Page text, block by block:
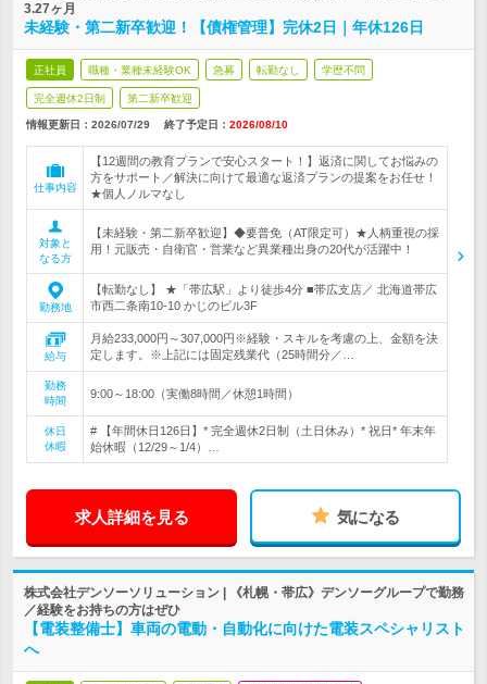
3.27ヶ月
未経験・第二新卒歓迎！【債権管理】完休2日｜年休126日
正社員 職種・業種未経験OK 急募 転勤なし 学歴不問
完全週休2日制 第二新卒歓迎
情報更新日：2026/07/29 終了予定日： 2026/08/10
仕事内容
【12週間の教育プランで安心スタート！】返済に関してお悩みの
方をサポート／解決に向けて最適な返済プランの提案をお任せ！
★個人ノルマなし
対象と
なる方
【未経験・第二新卒歓迎】◆要普免（AT限定可）★人柄重視の採
用！元販売・自衛官・営業など異業種出身の20代が活躍中！
勤務地
【転勤なし】 ★「帯広駅」より徒歩4分 ■帯広支店／ 北海道帯広
市西二条南10-10 かじのビル3F
給与
月給233,000円～307,000円※経験・スキルを考慮の上、金額を決
定します。※上記には固定残業代（25時間分／…
勤務
時間
9:00～18:00（実働8時間／休憩1時間）
休日
休暇
# 【年間休日126日】* 完全週休2日制（土日休み）* 祝日* 年末年
始休暇（12/29～1/4）…
求人詳細を見る 気になる
株式会社デンソーソリューション | 《札幌・帯広》デンソーグループで勤務
／経験をお持ちの方はぜひ
【電装整備士】車両の電動・自動化に向けた電装スペシャリスト
へ